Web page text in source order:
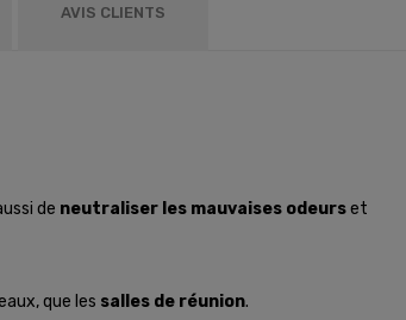
AVIS CLIENTS
de neutraliser les mauvaises odeurset
que les salles de réunion.